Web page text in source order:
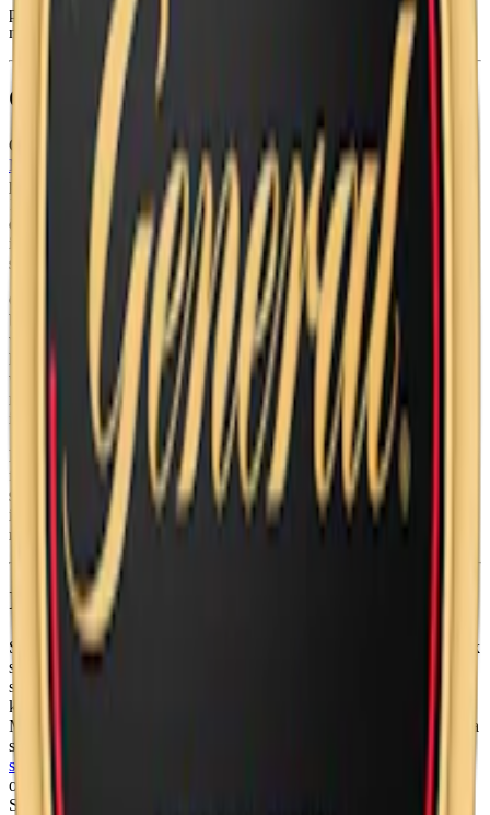
propan-1,2-diol), surhetsreglerande medel (E500,
natriumkarbonater), aromer, lakrits, rökarom samt salt.
Om General White Portion Strong
General White Portion Strong är en ovanlig nyhet frånSwedish
Match
som lanseras den 20 januari 2025. Denna starka white
portion har en högre styrka än traditionella General White
10,8 mg nikotin per prilla, vilket placerar denna General snus precis
över gränsen till normaltstarkt snus. Precis som General White
innehåller en dosa av denna starkare General dosa 24 prillor med
samma nettovikt på 21,6 gram snus per dosa.
General White Stark har den klassiska smaken som bygger på en
bas av kryddig tobak och den förGeneral snus typiska bergamott,
vilket ger den en klassisk och igenkännbar smak. Subtila toner av te,
hö och läder förstärker smakens komplexitet. Formatet på prillan är
white portion, vilket innebär en något torrare yta som minskar
rinnigheten och ger en varaktig smakrelease. Prillan är fuktig på
insidan för att säkerställa att smaken frigörs gradvis och håller länge.
Med över 150 års erfarenhet inom snustillverkning har General
fortsatt att utvecklas, och General White Portion Strong är det
senaste exemplet. General snus är en del av Swedish Match, som nu
ingår i
Philip Morris International
. General Vit finns också i en
mildare variant (General White) och som
Information om varumärket General
Sedan lanseringen 1866 har General snus varit en symbol för svensk
snustradition och hantverk. Skapat av Johan A. Boman, som
spenderade fem år på att utveckla det perfekta snuset, är General
känt för sin karakteristiska smak av kryddig tobak och bergamott.
Med över 150 års historia är General fortfarande ett av de mest sålda
snusmärkena i Sverige. Idag erbjuder varumärket ett brett utbud av
snus
och nyheter som
Swedish Match, en del av Philip Morris International Inc.